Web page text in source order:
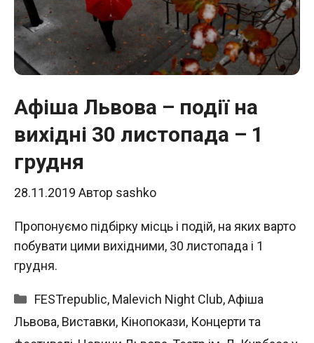
Афіша Львова – події на
вихідні 30 листопада – 1
грудня
28.11.2019 Автор sashko
Пропонуємо підбірку місць і подій, на яких варто
побувати цими вихідними, 30 листопада і 1
грудня.
Категорії
FESTrepublic, Malevich Night Club,Афіша
Львова, Виставки, Кінопокази, Концерти та